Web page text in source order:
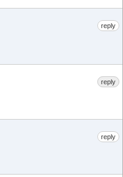
reply
reply
reply